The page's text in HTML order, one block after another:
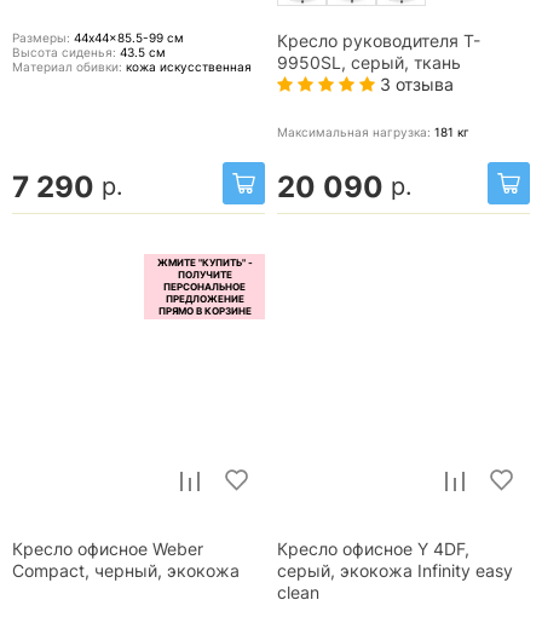
Размеры: 44x44x85.5-99 см
Высота сиденья: 43.5 см
Материал обивки: кожа искусственная
7 290 р.
Кресло руководителя T-
9950SL, серый, ткань
3 отзыва
Максимальная нагрузка: 181 кг
20 090 р.
Кресло офисное Weber
Compact, черный, экокожа
Кресло офисное Y 4DF,
серый, экокожа Infinity easy
clean